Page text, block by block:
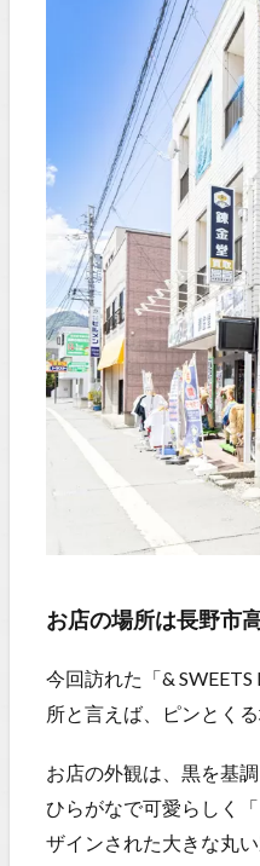
ドーナ
ツの穴
がな
い！？
ハワイ
アンス
イーツ
「マラ
サダ」
とは
1.0.3
いざ実
食！も
っちり
生地と
溢れる
クリー
ムの虜
に
1.0.3.1
1. 驚きの
「プレー
ン（200
1.0.3.2
2. ビター
トの絶妙
バランス
「チョコ
カスター
お店の場所は長野市
今回訪れた「& SWEETS
所と言えば、ピンとく
お店の外観は、黒を基
ひらがなで可愛らしく
ザインされた大きな丸